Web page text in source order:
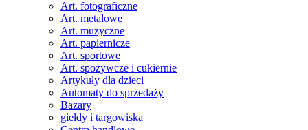
Art. fotograficzne
Art. metalowe
Art. muzyczne
Art. papiernicze
Art. sportowe
Art. spożywcze i cukiernie
Artykuły dla dzieci
Automaty do sprzedaży
Bazary
giełdy i targowiska